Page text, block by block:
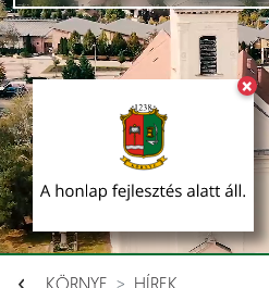
×
Események []
Dokumentumok []
Aloldalak [ ]